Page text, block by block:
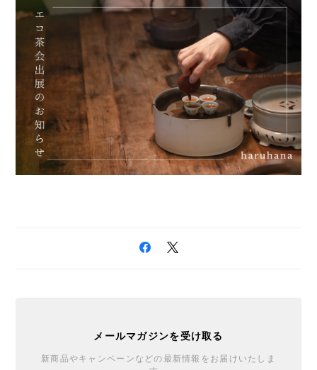
メールマガジンを受け取る
新商品やキャンペーンなどの最新情報をお届けいたしま